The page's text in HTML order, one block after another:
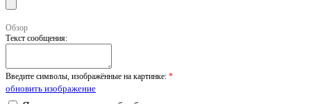
Обзор
Текст сообщения:
Введите символы, изображённые на картинке: *
обновить изображение